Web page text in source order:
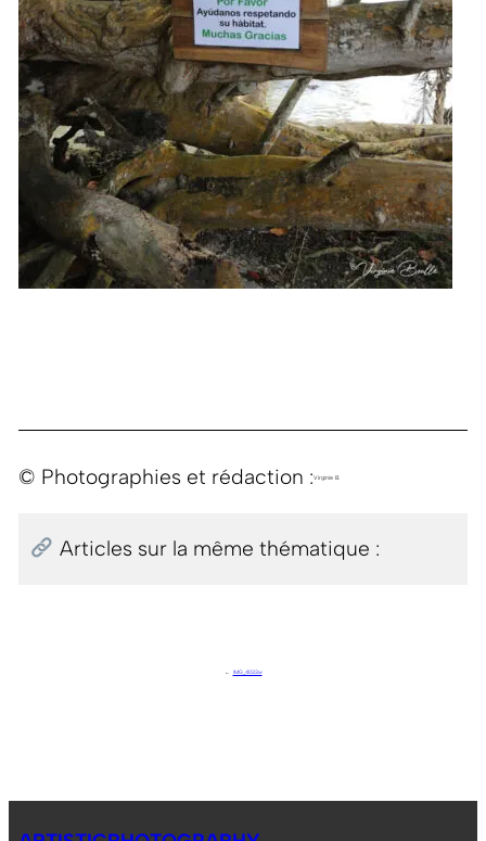
© Photographies et rédaction :Virginie B.
Articles sur la même thématique :
← IMG_4033w